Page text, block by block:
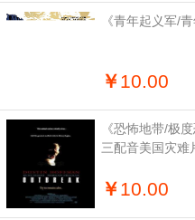
《青年起义军/
￥10.00
《恐怖地带/极
三配音美国灾难
￥10.00